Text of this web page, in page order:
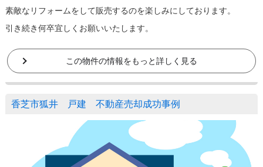
素敵なリフォームをして販売するのを楽しみにしております。
引き続き何卒宜しくお願いいたします。
この物件の情報をもっと詳しく見る
香芝市狐井 戸建 不動産売却成功事例